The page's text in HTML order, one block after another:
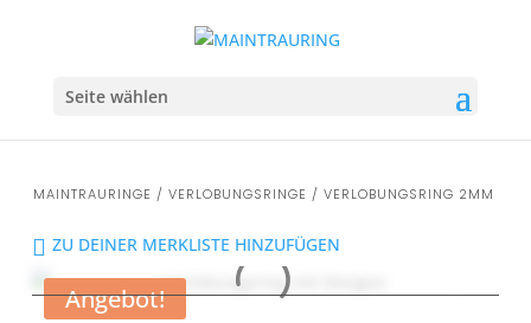
Seite wählen
MAINTRAURINGE /VERLOBUNGSRINGE / VERLOBUNGSRING 2MM
ZU DEINER MERKLISTE HINZUFÜGEN
Angebot!